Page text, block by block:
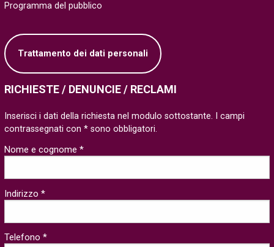
Programma del pubblico
Trattamento dei dati personali
RICHIESTE / DENUNCIE / RECLAMI
Inserisci i dati della richiesta nel modulo sottostante. I campi
contrassegnati con * sono obbligatori.
Nome e cognome *
Indirizzo *
Telefono *